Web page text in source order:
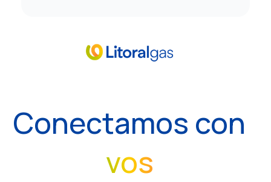
Conectamos con
vos